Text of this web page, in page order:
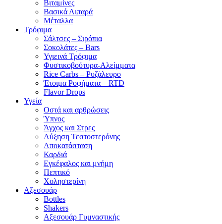
Βιταμίνες
Βασικά Λιπαρά
Μέταλλα
Τρόφιμα
Σάλτσες – Σιρόπια
Σοκολάτες – Bars
Υγιεινά Τρόφιμα
Φυστικοβούτυρα-Αλείμματα
Rice Carbs – Ρυζάλευρο
Έτοιμα Ροφήματα – RTD
Flavor Drops
Υγεία
Οστά και αρθρώσεις
Ύπνος
Άγχος και Στρες
Αύξηση Τεστοστερόνης
Αποκατάσταση
Καρδιά
Εγκέφαλος και μνήμη
Πεπτικό
Χοληστερίνη
Αξεσουάρ
Bottles
Shakers
Αξεσουάρ Γυμναστικής